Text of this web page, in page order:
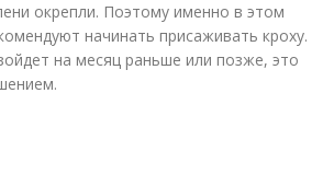
окрепли. Поэтому именно в этом
начинать присаживать кроху.
на месяц раньше или позже, это